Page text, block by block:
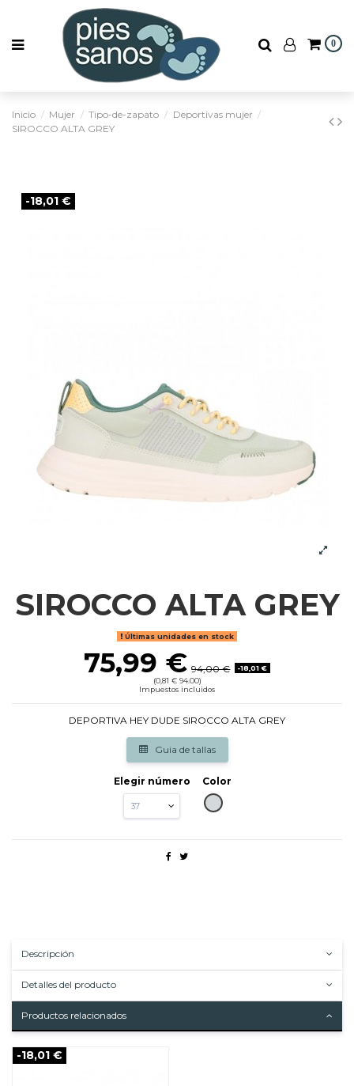
0
Inicio Mujer Tipo-de-zapato
Deportivas mujer
SIROCCO ALTA GREY
-18,01 €
SIROCCO ALTA GREY
Últimas unidades en stock
75,99 € 94,00 €
-18,01 €
(0,81 € 94.00)
Impuestos incluidos
DEPORTIVA HEY DUDE SIROCCO ALTA GREY
Guia de tallas
Elegir número
Color
GRIS
Descripción
Detalles del producto
Productos relacionados
-18,01 €